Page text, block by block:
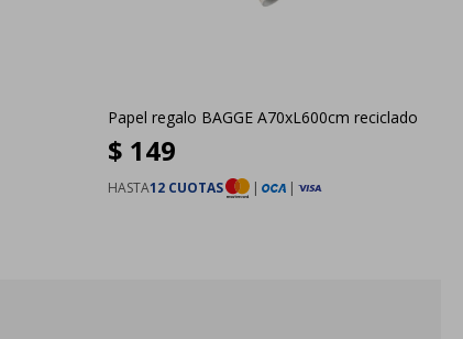
Papel regalo BAGGE A70xL600cm reciclado
$ 149
HASTA12 CUOTAS | |